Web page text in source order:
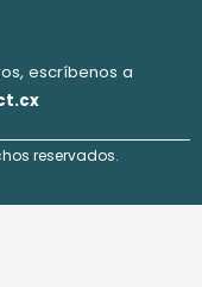
escríbenos a
reservados.